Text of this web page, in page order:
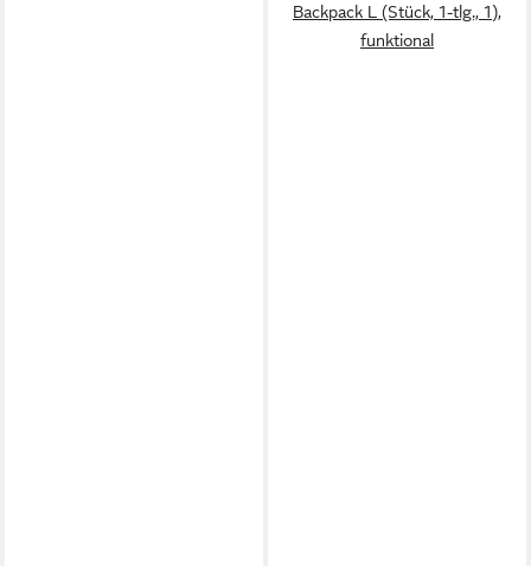
Backpack L (Stück, 1-tlg., 1),
funktional